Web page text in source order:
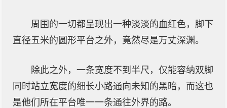
周围的一切都呈现出一种淡淡的血红色，脚下
直径五米的圆形平台之外，竟然尽是万丈深渊。
除此之外，一条宽度不到半尺，仅能容纳双脚
同时站立宽度的细长小路通向未知的黑暗，而这也
是他们所在平台唯一一条通往外界的路。